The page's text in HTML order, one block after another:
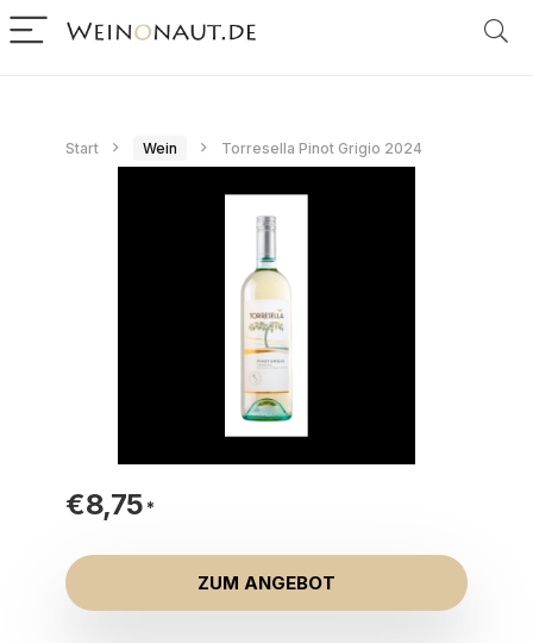
Start Wein Torresella Pinot Grigio 2024
€8,75
ZUM ANGEBOT